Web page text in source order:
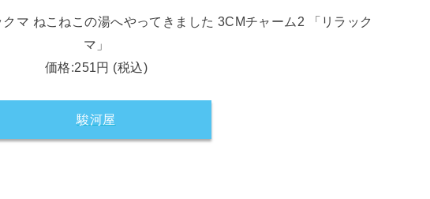
マ ねこねこの湯へやってきました 3CMチャーム2 「リラック
マ」
価格:251円 (税込)
駿河屋